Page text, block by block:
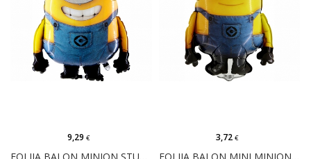
9,29€ 3,72 €